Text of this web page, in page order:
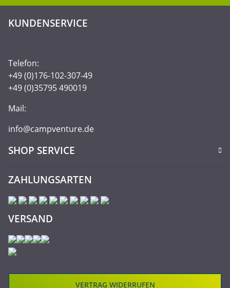
KUNDENSERVICE
Telefon:
+49 (0)176-102-307-49
+49 (0)35795 490019
Mail:
info@campventure.de
SHOP SERVICE
ZAHLUNGSARTEN
VERSAND
VERTRAG WIDERRUFEN